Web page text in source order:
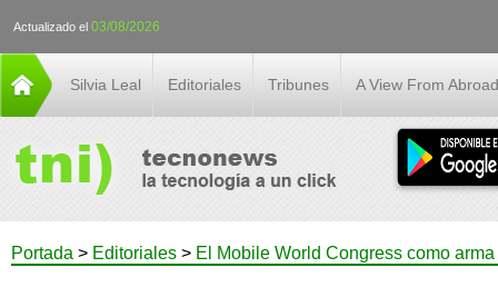
Actualizado el 03/08/2026
Silvia Leal Editoriales Tribunes A View From Abroad
Portada > Editoriales > El Mobile World Congress como